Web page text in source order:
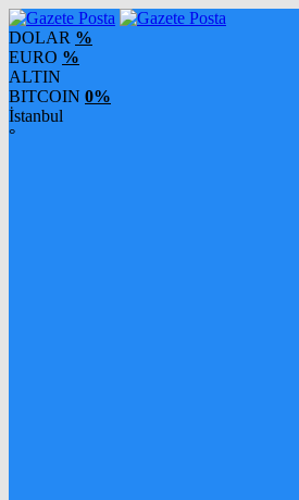
DOLAR %
EURO %
ALTIN
BITCOIN 0%
İstanbul
°